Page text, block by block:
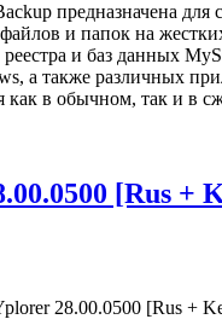
предназначена для
и папок на
реестра и баз данных
а также различных
как в обычном, так и в
[Rus +